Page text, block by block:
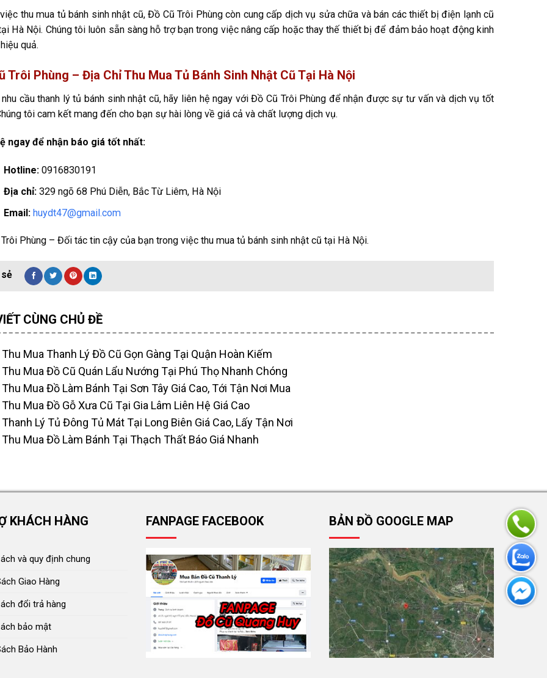
thu mua tủ bánh sinh nhật cũ, Đồ Cũ Trôi Phùng còn cung cấp dịch vụ sửa chữa và bán các thiết bị điện lạnh cũ
Hà Nội. Chúng tôi luôn sẵn sàng hỗ trợ bạn trong việc nâng cấp hoặc thay thế thiết bị để đảm bảo hoạt động kinh
quả.
Trôi Phùng – Địa Chỉ Thu Mua Tủ Bánh Sinh Nhật Cũ Tại Hà Nội
cầu thanh lý tủ bánh sinh nhật cũ, hãy liên hệ ngay với Đồ Cũ Trôi Phùng để nhận được sự tư vấn và dịch vụ tốt
tôi cam kết mang đến cho bạn sự hài lòng về giá cả và chất lượng dịch vụ.
ngay để nhận báo giá tốt nhất:
Hotline:0916830191
Địa chỉ:329 ngõ 68 Phú Diễn, Bắc Từ Liêm, Hà Nội
Email: huydt47@gmail.com
Phùng – Đối tác tin cậy của bạn trong việc thu mua tủ bánh sinh nhật cũ tại Hà Nội.
CÙNG CHỦ ĐỀ
Thu Mua Thanh Lý Đồ Cũ Gọn Gàng Tại Quận Hoàn Kiếm
Thu Mua Đồ Cũ Quán Lẩu Nướng Tại Phú Thọ Nhanh Chóng
Thu Mua Đồ Làm Bánh Tại Sơn Tây Giá Cao, Tới Tận Nơi Mua
Thu Mua Đồ Gỗ Xưa Cũ Tại Gia Lâm Liên Hệ Giá Cao
Thanh Lý Tủ Đông Tủ Mát Tại Long Biên Giá Cao, Lấy Tận Nơi
Thu Mua Đồ Làm Bánh Tại Thạch Thất Báo Giá Nhanh
KHÁCH HÀNG
và quy định chung
Giao Hàng
đổi trả hàng
bảo mật
Bảo Hành
FANPAGE FACEBOOK BẢN ĐỒ GOOGLE MAP